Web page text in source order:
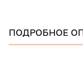
ПОДРОБНОЕ